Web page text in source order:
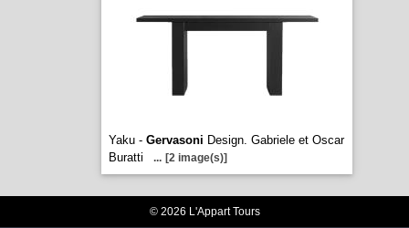
Yaku - Gervasoni Design. Gabriele et Oscar
Buratti
... [2 image(s)]
© 2026 L'Appart Tours